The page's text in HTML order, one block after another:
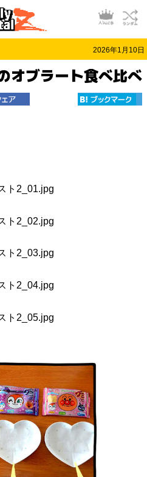
2026年1月10日
オブラート食べ比べ